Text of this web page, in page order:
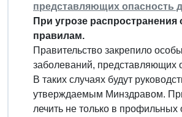
представляющих опасность
При угрозе
правилам.
Правительство закрепило
заболеваний, представляющих
В таких случаях будут
утверждаемым Минздравом. При
лечить не только в